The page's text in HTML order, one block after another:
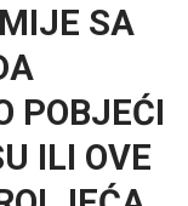
SA
POBJEĆI
ILI OVE